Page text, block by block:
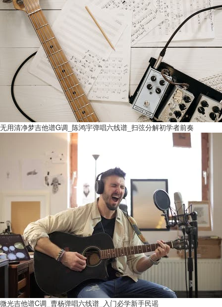
无用清净梦吉他谱G调_陈鸿宇弹唱六线谱_扫弦分解初学者前奏
微光吉他谱C调_曹杨弹唱六线谱_入门必学新手民谣